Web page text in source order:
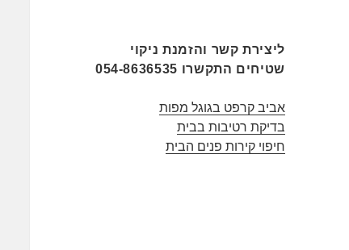
ליצירת קשר והזמנת ניקוי
שטיחים התקשרו 054-8636535
אביב קרפט בגוגל מפות
בדיקת רטיבות בבית
חיפוי קירות פנים הבית